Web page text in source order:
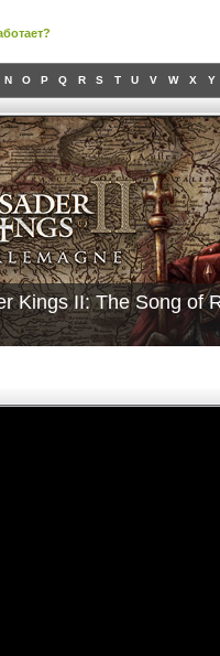
N O P Q R S T U V W X Y
Kings II: The Song of